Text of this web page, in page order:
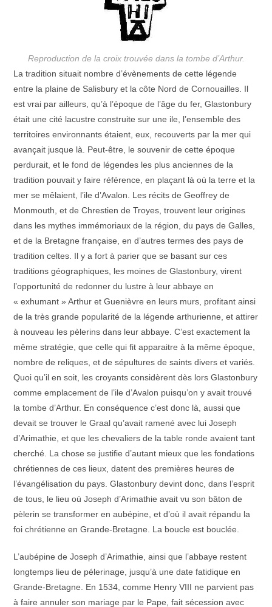
Reproduction de la croix trouvée dans la tombe d’Arthur.
La tradition situait nombre d’évènements de cette légende
entre la plaine de Salisbury et la côte Nord de Cornouailles. Il
est vrai par ailleurs, qu’à l’époque de l’âge du fer, Glastonbury
était une cité lacustre construite sur une ile, l’ensemble des
territoires environnants étaient, eux, recouverts par la mer qui
avançait jusque là. Peut-être, le souvenir de cette époque
perdurait, et le fond de légendes les plus anciennes de la
tradition pouvait y faire référence, en plaçant là où la terre et la
mer se mêlaient, l’ile d’Avalon. Les récits de Geoffrey de
Monmouth, et de Chrestien de Troyes, trouvent leur origines
dans les mythes immémoriaux de la région, du pays de Galles,
et de la Bretagne française, en d’autres termes des pays de
tradition celtes. Il y a fort à parier que se basant sur ces
traditions géographiques, les moines de Glastonbury, virent
l’opportunité de redonner du lustre à leur abbaye en
« exhumant » Arthur et Guenièvre en leurs murs, profitant ainsi
de la très grande popularité de la légende arthurienne, et attirer
à nouveau les pèlerins dans leur abbaye. C’est exactement la
même stratégie, que celle qui fit apparaitre à la même époque,
nombre de reliques, et de sépultures de saints divers et variés.
Quoi qu’il en soit, les croyants considèrent dès lors Glastonbury
comme emplacement de l’ile d’Avalon puisqu’on y avait trouvé
la tombe d’Arthur. En conséquence c’est donc là, aussi que
devait se trouver le Graal qu’avait ramené avec lui Joseph
d’Arimathie, et que les chevaliers de la table ronde avaient tant
cherché. La chose se justifie d’autant mieux que les fondations
chrétiennes de ces lieux, datent des premières heures de
l’évangélisation du pays. Glastonbury devint donc, dans l’esprit
de tous, le lieu où Joseph d’Arimathie avait vu son bâton de
pèlerin se transformer en aubépine, et d’où il avait répandu la
foi chrétienne en Grande-Bretagne. La boucle est bouclée.
L’aubépine de Joseph d’Arimathie, ainsi que l’abbaye restent
longtemps lieu de pélerinage, jusqu’à une date fatidique en
Grande-Bretagne. En 1534, comme Henry VIII ne parvient pas
à faire annuler son mariage par le Pape, fait sécession avec